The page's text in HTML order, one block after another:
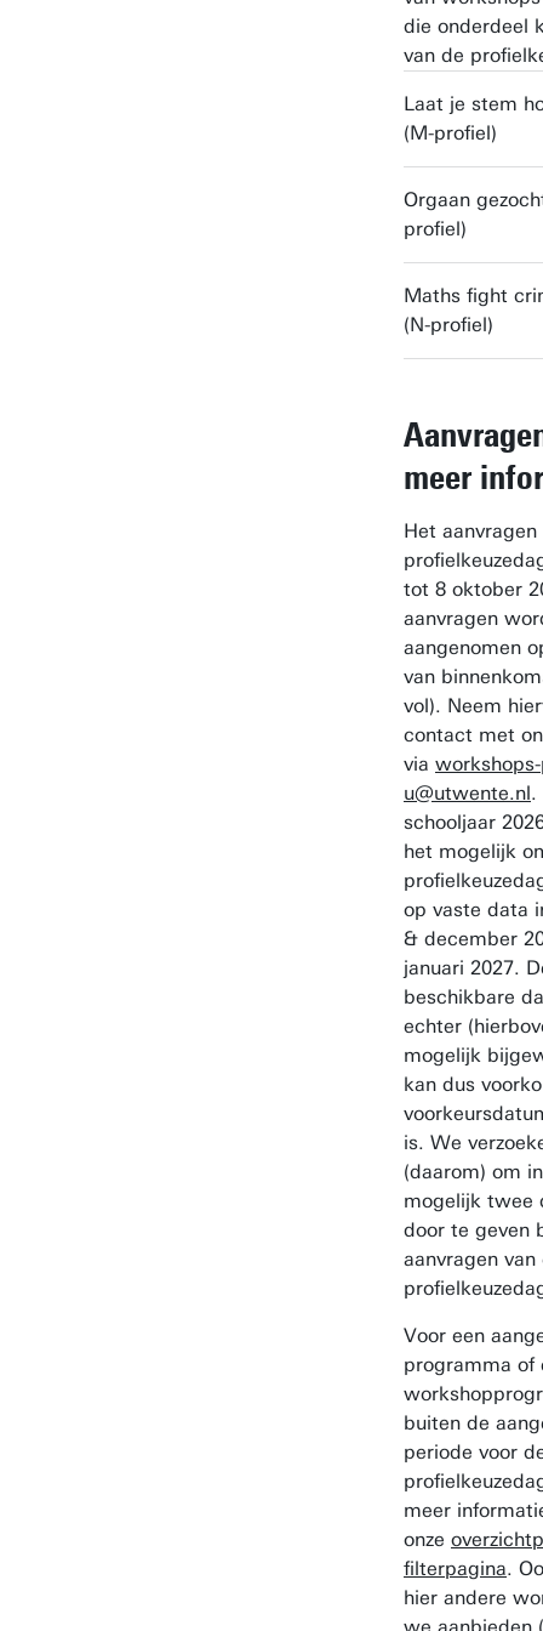
die onderdeel
van de
Laat je stem
(M-profiel)
Orgaan
profiel)
Maths fight
(N-profiel)
meer
Het aanvragen
tot 8 oktober
aanvragen
aangenomen
van
vol). Neem
contact met
via
u@utwente.nl.
schooljaar
het mogelijk
op vaste data
& december
januari 2027.
beschikbare
echter
mogelijk
kan dus
is. We
(daarom) om
mogelijk twee
door te geven
aanvragen van
Voor een
programma of
buiten de
periode voor
meer
onze
filterpagina.
hier andere